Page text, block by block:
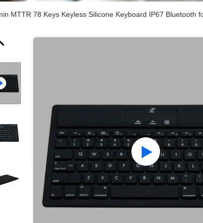
MTTR 78 Keys Keyless Silicone Keyboard IP67 Bluetooth